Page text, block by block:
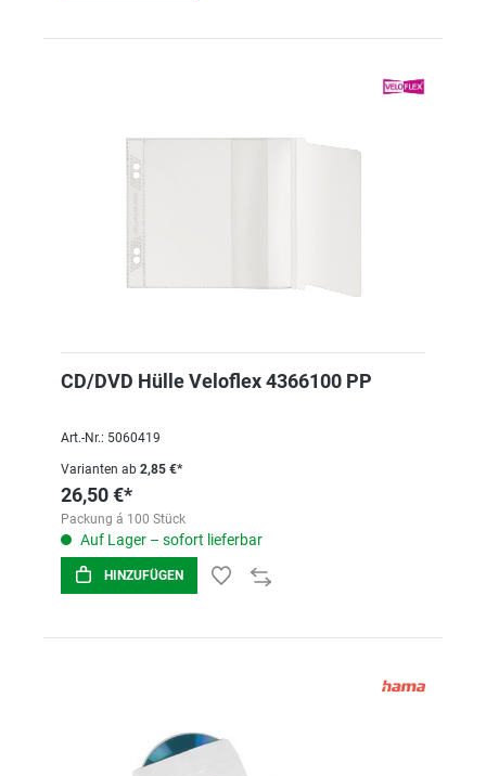
CD/DVD Hülle Veloflex 4366100 PP
Art.-Nr.: 5060419
Varianten ab 2,85 €*
26,50 €*
Packung á 100 Stück
Auf Lager – sofort lieferbar
HINZUFÜGEN